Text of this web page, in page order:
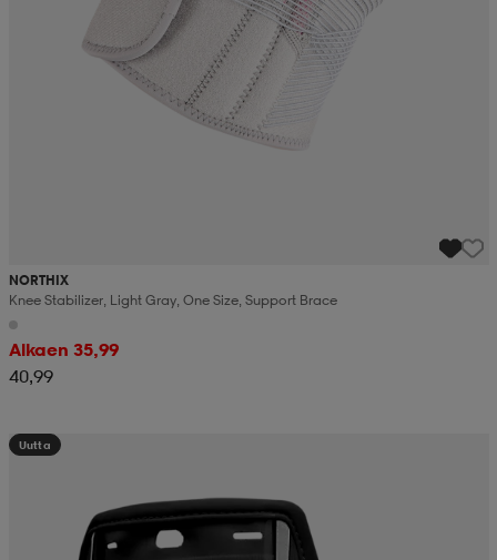
NORTHIX
Knee Stabilizer, Light Gray, One Size, Support Brace
Alkaen 35,99
40,99
Uutta